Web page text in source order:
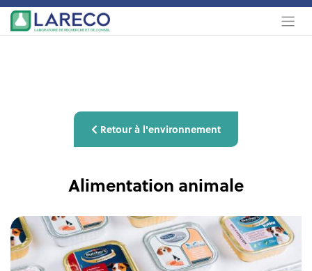
Retour à l'environnement
Alimentation animale